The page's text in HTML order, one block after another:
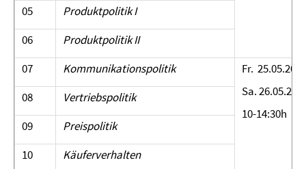
05
Produktpolitik I
06
Produktpolitik II
07
Kommunikationspolitik
Fr. 25.05.2018
Sa.
10-14:30h
08
Vertriebspolitik
09
Preispolitik
10
Käuferverhalten